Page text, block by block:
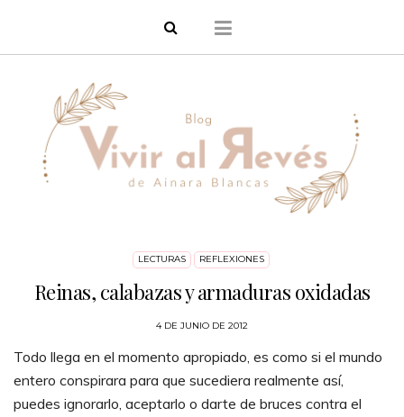
LECTURAS REFLEXIONES
Reinas, calabazas y armaduras oxidadas
4 DE JUNIO DE 2012
Todo llega en el momento apropiado, es como si el mundo
entero conspirara para que sucediera realmente así,
puedes ignorarlo, aceptarlo o darte de bruces contra el